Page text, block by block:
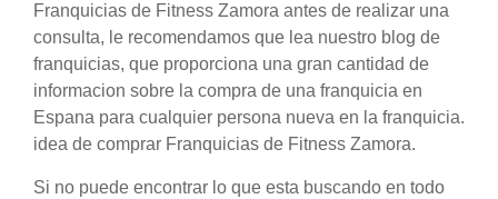
Franquicias de Fitness Zamora antes de realizar una
consulta, le recomendamos que lea nuestro blog de
franquicias, que proporciona una gran cantidad de
informacion sobre la compra de una franquicia en
Espana para cualquier persona nueva en la franquicia.
idea de comprar Franquicias de Fitness Zamora.
Si no puede encontrar lo que esta buscando en todo